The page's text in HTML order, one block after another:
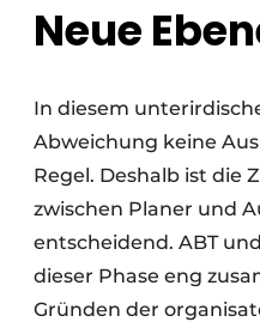
Neue
In diesem
Abweichung keine
Regel. Deshalb ist die
zwischen Planer und
entscheidend. ABT
dieser Phase eng
Gründen der